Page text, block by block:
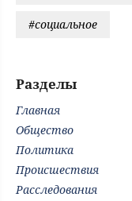
#социальное
Разделы
Главная
Общество
Политика
Происшествия
Расследования